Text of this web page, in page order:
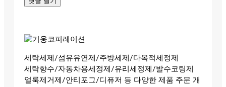
세탁세제/섬유유연제/주방세제/다목적세정제
세탁향수/자동차용세정제/유리세정제/발수코팅제
얼룩제거제/안티포그/디퓨저 등 다양한 제품 주문 개